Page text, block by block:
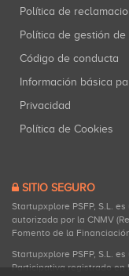
Política de
Política de gestión
Código de conducta
Información básica
Privacidad
Política de Cookies
SITIO SEGURO
Startupxplore PSFP, S.L.
autorizada por la CNMV
Fomento de la
Startupxplore PSFP, S.L.
Participativa registrado en